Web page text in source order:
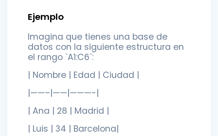
Ejemplo
Imagina que tienes una base de
datos con la siguiente estructura en
el rango `A1:C6`:
| Nombre | Edad | Ciudad |
|——–|——|———-|
| Ana | 28 | Madrid |
| Luis | 34 | Barcelona|